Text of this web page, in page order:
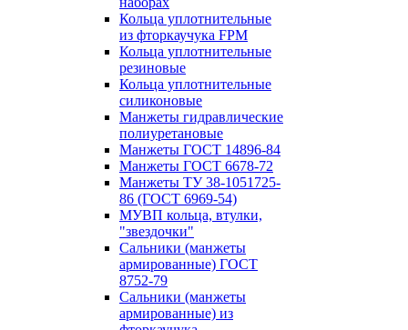
Кольца уплотнительные
из фторкаучука FPM
Кольца уплотнительные
резиновые
Кольца уплотнительные
силиконовые
Манжеты гидравлические
полиуретановые
Манжеты ГОСТ 14896-84
Манжеты ГОСТ 6678-72
Манжеты ТУ 38-1051725-
86 (ГОСТ 6969-54)
МУВП кольца, втулки,
"звездочки"
Сальники (манжеты
армированные) ГОСТ
8752-79
Сальники (манжеты
армированные) из